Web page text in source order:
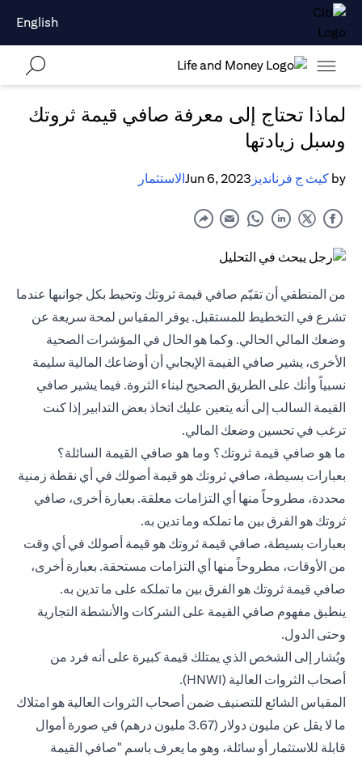
English
لماذا تحتاج إلى معرفة صافي قيمة ثروتك
وسبل زيادتها
by كيث ج فرنانديز Jun 6, 2023الاستثمار
من المنطقي أن تقيّم صافي قيمة ثروتك وتحيط بكل جوانبها عندما
تشرع في التخطيط للمستقبل. يوفر المقياس لمحة سريعة عن
وضعك المالي الحالي. وكما هو الحال في المؤشرات الصحية
الأخرى، يشير صافي القيمة الإيجابي أن أوضاعك المالية سليمة
نسبياً وأنك على الطريق الصحيح لبناء الثروة. فيما يشير صافي
القيمة السالب إلى أنه يتعين عليك اتخاذ بعض التدابير إذا كنت
ترغب في تحسين وضعك المالي.
ما هو صافي قيمة ثروتك؟ وما هو صافي القيمة السائلة؟
بعبارات بسيطة، صافي ثروتك هو قيمة أصولك في أي نقطة زمنية
محددة، مطروحاً منها أي التزامات معلقة. بعبارة أخرى، صافي
ثروتك هو الفرق بين ما تملكه وما تدين به.
بعبارات بسيطة، صافي قيمة ثروتك هو قيمة أصولك في أي وقت
من الأوقات، مطروحاً منها أي التزامات مستحقة. بعبارة أخرى،
صافي قيمة ثروتك هو الفرق بين ما تملكه على ما تدين به.
ينطبق مفهوم صافي القيمة على الشركات والأنشطة التجارية
وحتى الدول.
ويُشار إلى الشخص الذي يمتلك قيمة كبيرة على أنه فرد من
أصحاب الثروات العالية (HNWI).
المقياس الشائع للتصنيف ضمن أصحاب الثروات العالية هو امتلاك
ما لا يقل عن مليون دولار (3.67 مليون درهم) في صورة أموال
قابلة للاستثمار أو سائلة، وهو ما يعرف باسم "صافي القيمة